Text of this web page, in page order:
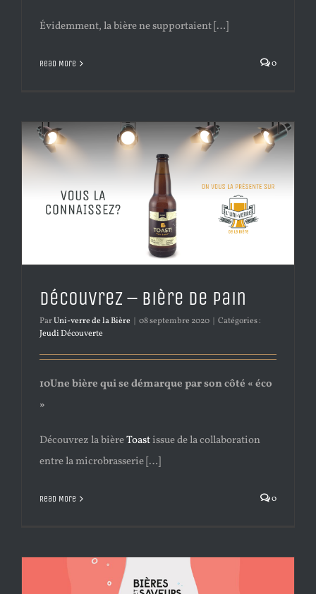
Évidemment, la bière ne supportaient […]
Read More 0
Découvrez – Bière de pain
ParUni-verre de la Bière 08 septembre 2020
Catégories :
Jeudi Découverte
10Une bière qui se démarque par son côté « éco
»
Découvrez la bièreToastissue de la collaboration
entre la microbrasserie […]
Read More 0